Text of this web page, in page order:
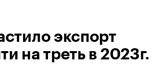
экспорт
на треть в 2023г.